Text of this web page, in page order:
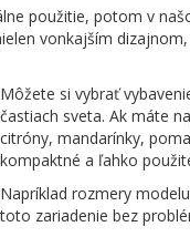
použitie, potom v
vonkajším
Môžete si vybrať
častiach sveta. Ak máte
citróny, mandarínky,
kompaktné a ľahko
Napríklad rozmery
toto zariadenie bez